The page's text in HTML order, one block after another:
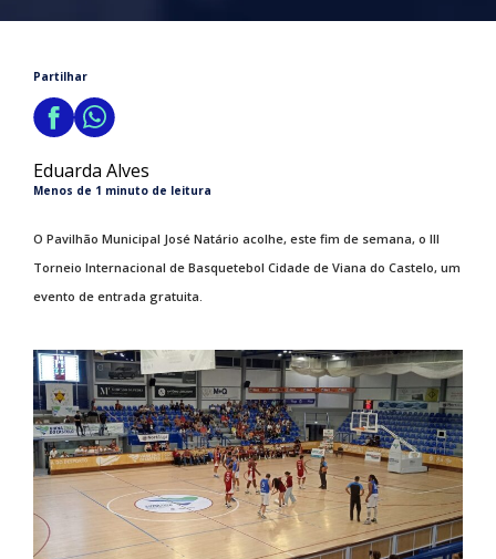
Partilhar
Eduarda Alves
Menos de 1 minuto de leitura
O Pavilhão Municipal José Natário acolhe, este fim de semana, o III
Torneio Internacional de Basquetebol Cidade de Viana do Castelo, um
evento de entrada gratuita.